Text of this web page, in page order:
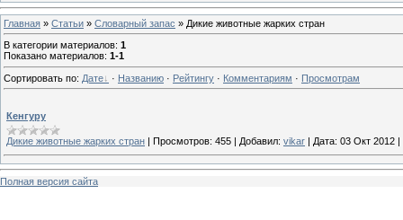
Главная » Статьи » Словарный запас » Дикие животные жарких стран
В категории материалов: 1
Показано материалов: 1-1
Сортировать по: Дате · Названию · Рейтингу · Комментариям · Просмотрам
Кенгуру
Дикие животные жарких стран Просмотров: 455 Добавил: vikar Дата: 03 Окт 2012
Полная версия сайта